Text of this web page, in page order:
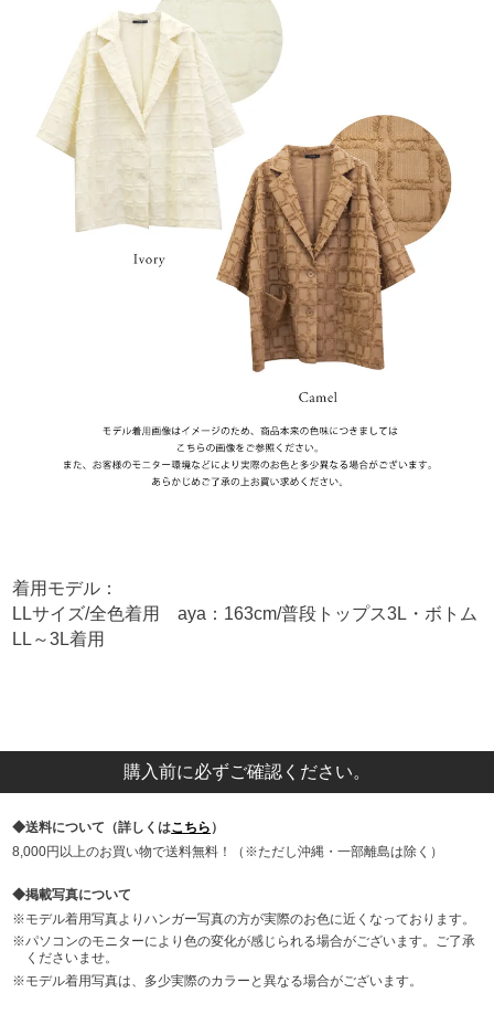
着用モデル：
LLサイズ/全色着用 aya：163cm/普段トップス3L・ボトム
LL～3L着用
購入前に必ずご確認ください。
送料について（詳しくはこちら ）
8,000円以上のお買い物で送料無料！（※ただし沖縄・一部離島は除く）
掲載写真について
モデル着用写真よりハンガー写真の方が実際のお色に近くなっております。
パソコンのモニターにより色の変化が感じられる場合がございます。ご了承
くださいませ。
モデル着用写真は、多少実際のカラーと異なる場合がございます。